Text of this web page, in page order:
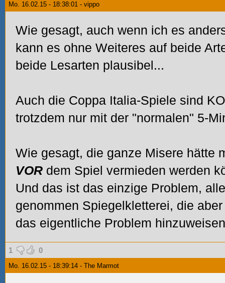
Mo. 16.02.15 - 18:38:01 - vippo
Wie gesagt, auch wenn ich es
kann es ohne Weiteres auf beide
beide Lesarten plausibel...
Auch die Coppa Italia-Spiele sind
trotzdem nur mit der "normalen" 5-
Wie gesagt, die ganze Misere hätte
VOR dem Spiel vermieden werden
Und das ist das einzige Problem,
genommen Spiegelkletterei, die
das eigentliche Problem
1 0
Mo. 16.02.15 - 18:39:14 - The Marmot